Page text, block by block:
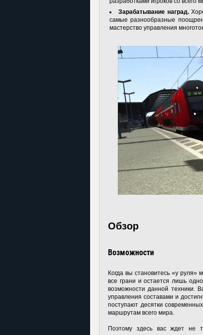
Зарабатывание наград.
самые разнообразные
мастерство управления
Обзор
Возможности
Когда вы становитесь «у руля»
все грани и остается лишь
возможности данной техники.
управления составами и
поступают десятки
маршрутам всего мира.
Поэтому здесь вас ждет не